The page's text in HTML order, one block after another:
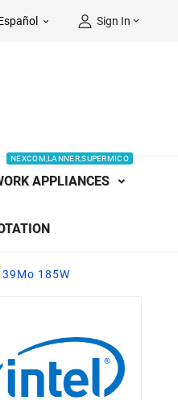
 Sign In 
APPLIANCES
NEXCOM,LANNER,SUPERMICO
185W